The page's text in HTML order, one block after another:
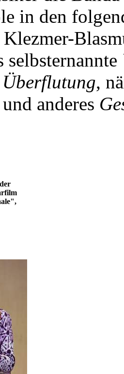
in den
selbsternannte
Überflutung,
anderes